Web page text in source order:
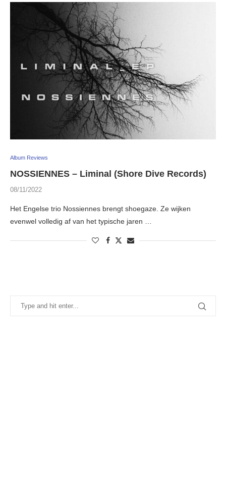
Album Reviews
NOSSIENNES – Liminal (Shore Dive Records)
08/11/2022
Het Engelse trio Nossiennes brengt shoegaze. Ze wijken
evenwel volledig af van het typische jaren …